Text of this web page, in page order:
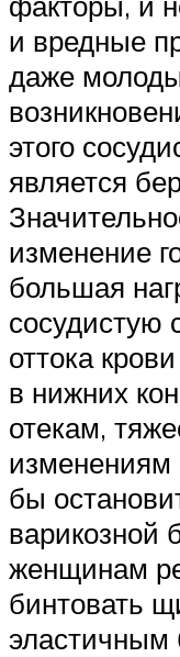
и вредные
даже
этого
является
изменение
большая
сосудистую
оттока
в нижних
отекам,
изменениям
бы
варикозной
женщинам
бинтовать
эластичным